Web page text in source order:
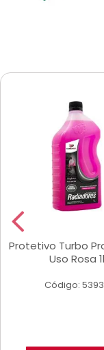
Protetivo Turbo
Uso Rosa 1l
Código: